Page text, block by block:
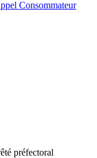
Consommateur
préfectoral